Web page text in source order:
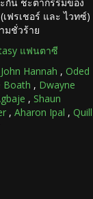
ฟรเชอร์ และ ไวทซ์)
มชั่วร้าย
แฟนตาซี
John Hannah , Oded
Boath , Dwayne
, Shaun
, Aharon Ipal , Quill